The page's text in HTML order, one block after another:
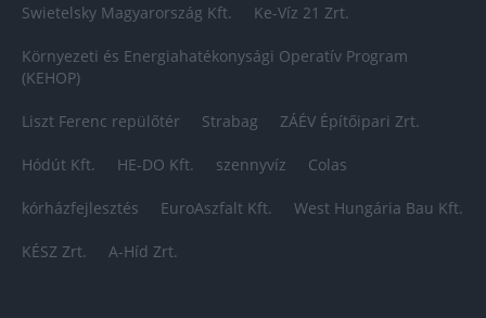
Swietelsky Magyarország Kft. Ke-Víz 21 Zrt.
Környezeti és Energiahatékonysági Operatív Program
(KEHOP)
Liszt Ferenc repülőtér Strabag ZÁÉV Építőipari Zrt.
Hódút Kft. HE-DO Kft. szennyvíz Colas
kórházfejlesztés EuroAszfalt Kft. West Hungária Bau Kft.
KÉSZ Zrt. A-Híd Zrt.